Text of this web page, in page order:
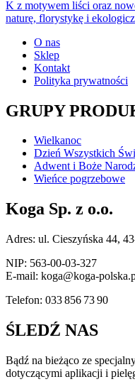
O nas
Sklep
Kontakt
Polityka prywatności
GRUPY
Wielkanoc
Dzień Wszystkich
Adwent i Boże
Wieńce pogrzebowe
Koga Sp. z o.o.
Adres: ul. Cieszyńska 44,
NIP: 563-00-03-327
E-mail: koga@koga-
Telefon: 033 856 73 90
ŚLEDŹ NAS
Bądź na bieżąco ze
dotyczącymi aplikacji i